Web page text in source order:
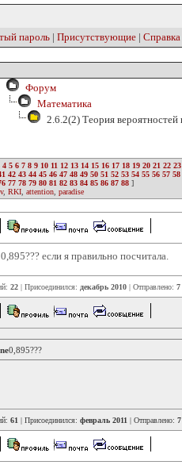
пароль | Присутствующие | Справка
Форум
Математика
2.6.2(2) Теория вероятностей
4 5 6 7 8 9 10 11 12 13 14 15 16 17 18 19 20 21 22 23
42 43 44 45 46 47 48 49 50 51 52 53 54 55 56 57 58
77 78 79 80 81 82 83 84 85 86 87 88 ]
, RKI attention paradise
если я правильно посчитала.
22 | Присоединился: декабрь 2010 | Отправлено: 7
0,895???
61 | Присоединился: февраль 2011 | Отправлено: